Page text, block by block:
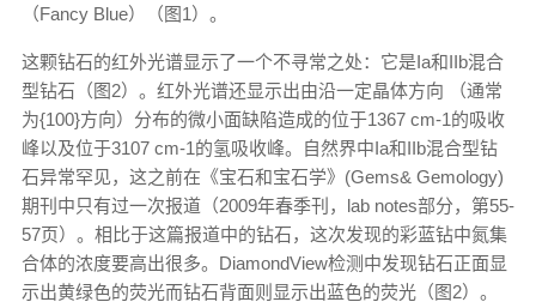
（Fancy Blue）（图1）。
这颗钻石的红外光谱显示了一个不寻常之处：它是Ia和IIb混合
型钻石（图2）。红外光谱还显示出由沿一定晶体方向 （通常
为{100}方向）分布的微小面缺陷造成的位于1367 cm-1的吸收
峰以及位于3107 cm-1的氢吸收峰。自然界中Ia和IIb混合型钻
石异常罕见，这之前在《宝石和宝石学》(Gems& Gemology)
期刊中只有过一次报道（2009年春季刊，lab notes部分，第55-
57页）。相比于这篇报道中的钻石，这次发现的彩蓝钻中氮集
合体的浓度要高出很多。DiamondView检测中发现钻石正面显
示出黄绿色的荧光而钻石背面则显示出蓝色的荧光（图2）。